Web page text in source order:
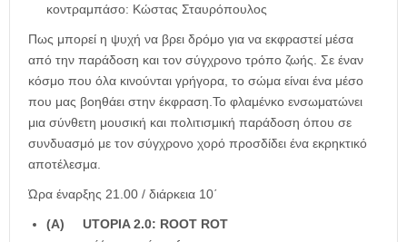
κοντραμπάσο: Κώστας Σταυρόπουλος
Πως μπορεί η ψυχή να βρει δρόμο για να εκφραστεί μέσα
από την παράδοση και τον σύγχρονο τρόπο ζωής. Σε έναν
κόσμο που όλα κινούνται γρήγορα, το σώμα είναι ένα μέσο
που μας βοηθάει στην έκφραση.Το φλαμένκο ενσωματώνει
μια σύνθετη μουσική και πολιτισμική παράδοση όπου σε
συνδυασμό με τον σύγχρονο χορό προσδίδει ένα εκρηκτικό
αποτέλεσμα.
Ώρα έναρξης 21.00 / διάρκεια 10΄
(A) UTOPIA 2.0: ROOT ROT